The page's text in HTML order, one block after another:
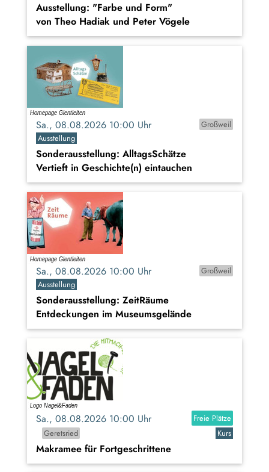
Ausstellung: "Farbe und Form"
von Theo Hadiak und Peter Vögele
Sa., 08.08.2026 10:00 Uhr
Großweil
Ausstellung
Sonderausstellung: AlltagsSchätze
Vertieft in Geschichte(n) eintauchen
Sa., 08.08.2026 10:00 Uhr
Großweil
Ausstellung
Sonderausstellung: ZeitRäume
Entdeckungen im Museumsgelände
Sa., 08.08.2026 10:00 Uhr
Freie Plätze
Geretsried
Kurs
Makramee für Fortgeschrittene